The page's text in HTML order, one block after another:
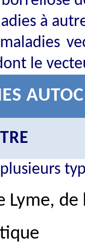
à
le
Lyme,